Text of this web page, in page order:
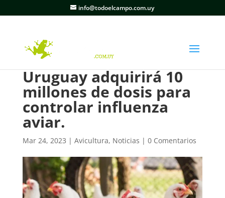
info@todoelcampo.com.uy
Uruguay adquirirá 10
millones de dosis para
controlar influenza
aviar.
Mar 24, 2023 | Avicultura, Noticias | 0 Comentarios